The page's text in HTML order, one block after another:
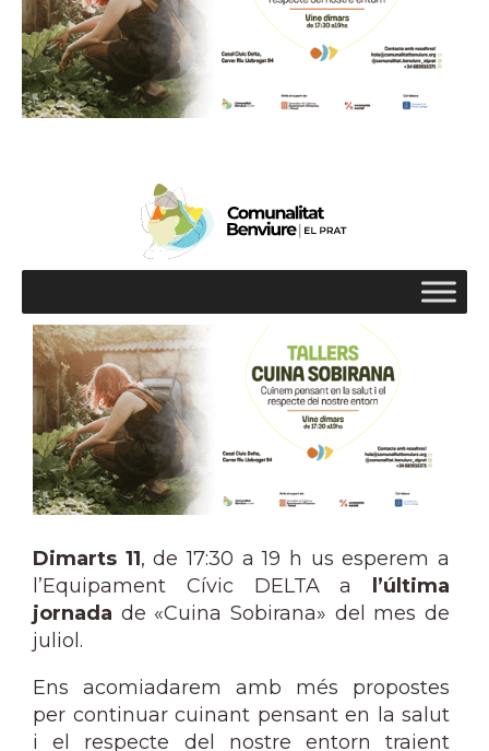
Dimarts 11, de 17:30 a 19 h us esperem a
l’Equipament Cívic DELTA a
l’última
jornada de «Cuina Sobirana» del mes de
juliol.
Ens acomiadarem amb més propostes
per continuar cuinant pensant en la salut
i el respecte del nostre entorn traient